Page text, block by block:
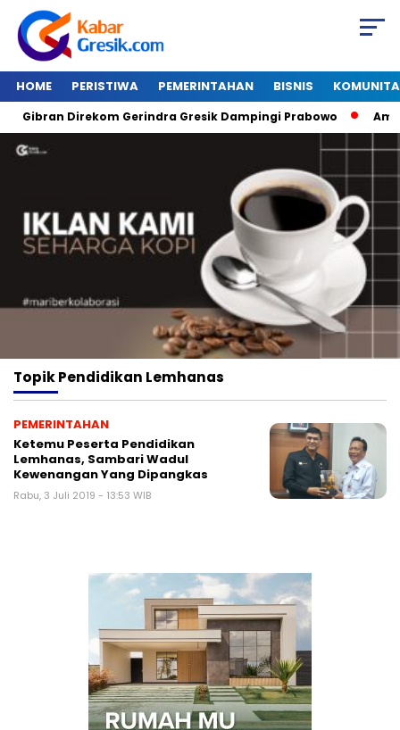
HOME PERISTIWA PEMERINTAHAN BISNIS
Gibran Direkom Gerindra Gresik Dampingi Prabowo
TopikPendidikan Lemhanas
PEMERINTAHAN
Ketemu Peserta Pendidikan
Lemhanas, Sambari Wadul
Kewenangan Yang Dipangkas
Rabu, 3 Juli 2019 - 13:53 WIB